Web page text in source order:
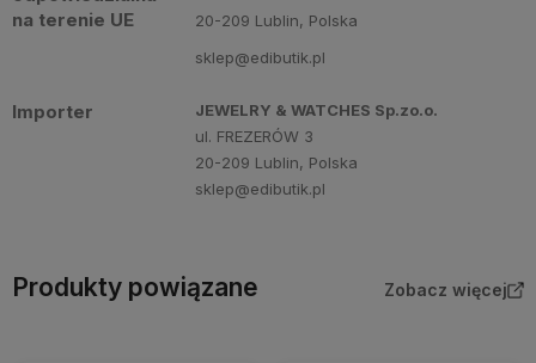
na terenie UE
20-209 Lublin, Polska
sklep@edibutik.pl
Importer
JEWELRY & WATCHES Sp.zo.o.
ul. FREZERÓW 3
20-209 Lublin, Polska
sklep@edibutik.pl
Produkty powiązane Zobacz więcej